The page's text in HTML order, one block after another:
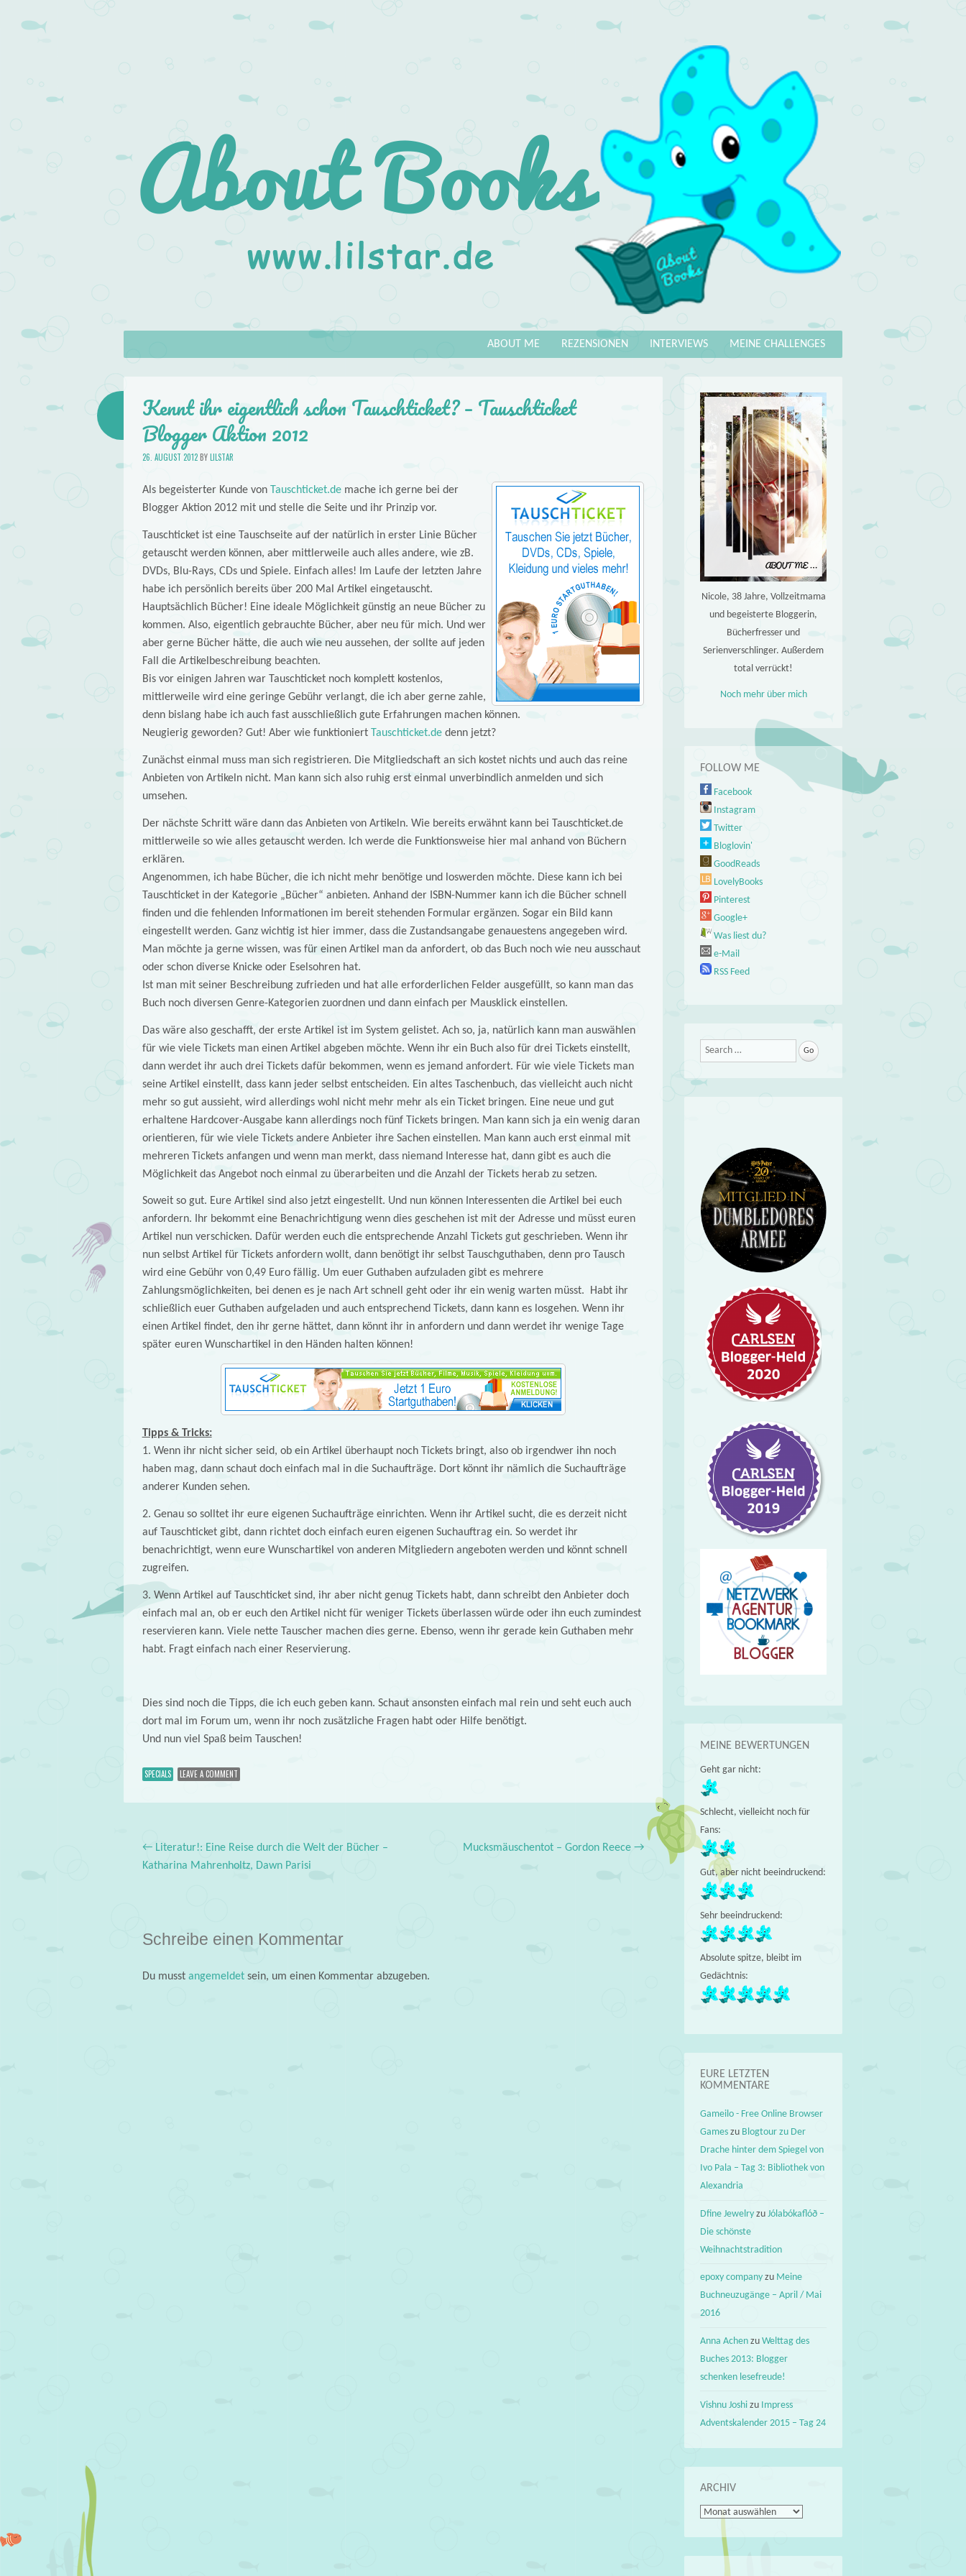
About
Books
Menu MEINE CHALLENGES
INTERVIEWS
REZENSIONEN
ABOUT ME
Kennt ihr eigentlich schon Tauschticket? – Tauschticket
Blogger Aktion 2012
26. AUGUST 2012BYLILSTAR
Als begeisterter Kunde von Tauschticket.demache ich gerne bei der
Blogger Aktion 2012 mit und stelle die Seite und ihr Prinzip vor.
Tauschticket ist eine Tauschseite auf der natürlich in erster Linie Bücher
getauscht werden können, aber mittlerweile auch alles andere, wie zB.
DVDs, Blu-Rays, CDs und Spiele. Einfach alles! Im Laufe der letzten Jahre
habe ich persönlich bereits über 200 Mal Artikel eingetauscht.
Hauptsächlich Bücher! Eine ideale Möglichkeit günstig an neue Bücher zu
kommen. Also, eigentlich gebrauchte Bücher, aber neu für mich. Und wer
aber gerne Bücher hätte, die auch wie neu aussehen, der sollte auf jeden
Fall die Artikelbeschreibung beachten.
Bis vor einigen Jahren war Tauschticket noch komplett kostenlos,
mittlerweile wird eine geringe Gebühr verlangt, die ich aber gerne zahle,
denn bislang habe ich auch fast ausschließlich gute Erfahrungen machen können.
Neugierig geworden? Gut! Aber wie funktioniert Tauschticket.dedenn jetzt?
Zunächst einmal muss man sich registrieren. Die Mitgliedschaft an sich kostet nichts und auch das reine
Anbieten von Artikeln nicht. Man kann sich also ruhig erst einmal unverbindlich anmelden und sich
umsehen.
Der nächste Schritt wäre dann das Anbieten von Artikeln. Wie bereits erwähnt kann bei Tauschticket.de
mittlerweile so wie alles getauscht werden. Ich werde die Funktionsweise hier mal anhand von Büchern
erklären.
Angenommen, ich habe Bücher, die ich nicht mehr benötige und loswerden möchte. Diese kann ich bei
Tauschticket in der Kategorie „Bücher“ anbieten. Anhand der ISBN-Nummer kann ich die Bücher schnell
finden und die fehlenden Informationen im bereit stehenden Formular ergänzen. Sogar ein Bild kann
eingestellt werden. Ganz wichtig ist hier immer, dass die Zustandsangabe genauestens angegeben wird.
Man möchte ja gerne wissen, was für einen Artikel man da anfordert, ob das Buch noch wie neu ausschaut
oder schon diverse Knicke oder Eselsohren hat.
Ist man mit seiner Beschreibung zufrieden und hat alle erforderlichen Felder ausgefüllt, so kann man das
Buch noch diversen Genre-Kategorien zuordnen und dann einfach per Mausklick einstellen.
Das wäre also geschafft, der erste Artikel ist im System gelistet. Ach so, ja, natürlich kann man auswählen
für wie viele Tickets man einen Artikel abgeben möchte. Wenn ihr ein Buch also für drei Tickets einstellt,
dann werdet ihr auch drei Tickets dafür bekommen, wenn es jemand anfordert. Für wie viele Tickets man
seine Artikel einstellt, dass kann jeder selbst entscheiden. Ein altes Taschenbuch, das vielleicht auch nicht
mehr so gut aussieht, wird allerdings wohl nicht mehr mehr als ein Ticket bringen. Eine neue und gut
erhaltene Hardcover-Ausgabe kann allerdings noch fünf Tickets bringen. Man kann sich ja ein wenig daran
orientieren, für wie viele Tickets andere Anbieter ihre Sachen einstellen. Man kann auch erst einmal mit
mehreren Tickets anfangen und wenn man merkt, dass niemand Interesse hat, dann gibt es auch die
Möglichkeit das Angebot noch einmal zu überarbeiten und die Anzahl der Tickets herab zu setzen.
Soweit so gut. Eure Artikel sind also jetzt eingestellt. Und nun können Interessenten die Artikel bei euch
anfordern. Ihr bekommt eine Benachrichtigung wenn dies geschehen ist mit der Adresse und müsst euren
Artikel nun verschicken. Dafür werden euch die entsprechende Anzahl Tickets gut geschrieben. Wenn ihr
nun selbst Artikel für Tickets anfordern wollt, dann benötigt ihr selbst Tauschguthaben, denn pro Tausch
wird eine Gebühr von 0,49 Euro fällig. Um euer Guthaben aufzuladen gibt es mehrere
Zahlungsmöglichkeiten, bei denen es je nach Art schnell geht oder ihr ein wenig warten müsst. Habt ihr
schließlich euer Guthaben aufgeladen und auch entsprechend Tickets, dann kann es losgehen. Wenn ihr
einen Artikel findet, den ihr gerne hättet, dann könnt ihr in anfordern und dann werdet ihr wenige Tage
später euren Wunschartikel in den Händen halten können!
Tipps & Tricks:
1. Wenn ihr nicht sicher seid, ob ein Artikel überhaupt noch Tickets bringt, also ob irgendwer ihn noch
haben mag, dann schaut doch einfach mal in die Suchaufträge. Dort könnt ihr nämlich die Suchaufträge
anderer Kunden sehen.
2. Genau so solltet ihr eure eigenen Suchaufträge einrichten. Wenn ihr Artikel sucht, die es derzeit nicht
auf Tauschticket gibt, dann richtet doch einfach euren eigenen Suchauftrag ein. So werdet ihr
benachrichtigt, wenn eure Wunschartikel von anderen Mitgliedern angeboten werden und könnt schnell
zugreifen.
3. Wenn Artikel auf Tauschticket sind, ihr aber nicht genug Tickets habt, dann schreibt den Anbieter doch
einfach mal an, ob er euch den Artikel nicht für weniger Tickets überlassen würde oder ihn euch zumindest
reservieren kann. Viele nette Tauscher machen dies gerne. Ebenso, wenn ihr gerade kein Guthaben mehr
habt. Fragt einfach nach einer Reservierung.
Dies sind noch die Tipps, die ich euch geben kann. Schaut ansonsten einfach mal rein und seht euch auch
dort mal im Forum um, wenn ihr noch zusätzliche Fragen habt oder Hilfe benötigt.
Und nun viel Spaß beim Tauschen!
SPECIALS LEAVE A COMMENT
Post navigation
←Literatur!: Eine Reise durch die Welt der Bücher –
Katharina Mahrenholtz, Dawn Parisi
Mucksmäuschentot – Gordon Reece→
Schreibe einen Kommentar
Du musst angemeldetsein, um einen Kommentar abzugeben.
Nicole, 38 Jahre, Vollzeitmama
und begeisterte Bloggerin,
Bücherfresser und
Serienverschlinger. Außerdem
total verrückt!
Noch mehr über mich
FOLLOW ME
Facebook
Instagram
Twitter
Bloglovin'
GoodReads
LovelyBooks
Pinterest
Google+
Was liest du?
e-Mail
RSS Feed
Search
MEINE BEWERTUNGEN
Geht gar nicht:
Schlecht, vielleicht noch für
Fans:
Gut, aber nicht beeindruckend:
Sehr beeindruckend:
Absolute spitze, bleibt im
Gedächtnis:
EURE LETZTEN
KOMMENTARE
Gameilo - Free Online Browser
Games zu Blogtour zu Der
Drache hinter dem Spiegel von
Ivo Pala – Tag 3: Bibliothek von
Alexandria
Dfine Jewelry zuJólabókaflóð –
Die schönste
Weihnachtstradition
epoxy company zu Meine
Buchneuzugänge – April / Mai
2016
Anna Achen zuWelttag des
Buches 2013: Blogger
schenken lesefreude!
Vishnu Joshi zu Impress
Adventskalender 2015 – Tag 24
ARCHIV
Archiv